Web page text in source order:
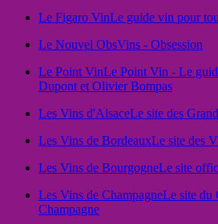
Le Figaro VinLe guide vin pour
Le Nouvel ObsVins - Obsession
Le Point VinLe Point Vin - Le
Dupont et Olivier Bompas
Les Vins d'AlsaceLe site des
Les Vins de BordeauxLe site des
Les Vins de BourgogneLe site
Les Vins de ChampagneLe site du
Champagne